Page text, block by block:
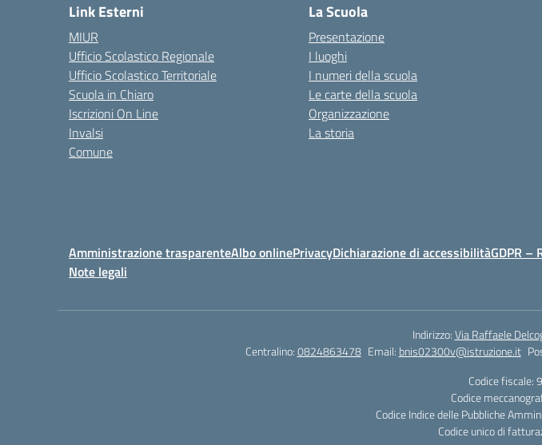
Link Esterni
MIUR
Ufficio Scolastico Regionale
Ufficio Scolastico Territoriale
Scuola in Chiaro
Iscrizioni On Line
Invalsi
Comune
La Scuola
Presentazione
I luoghi
I numeri della scuola
Le carte della scuola
Organizzazione
La storia
Amministrazione trasparenteAlbo onlinePrivacyDichiarazione di accessibilitàGDPR –
Note legali
Indirizzo:Via Raffaele
Centralino:0824863478 Email: bnis02300v@istruzione.it
Codice
Codice
Codice Indice delle Pubbliche
Codice unico di